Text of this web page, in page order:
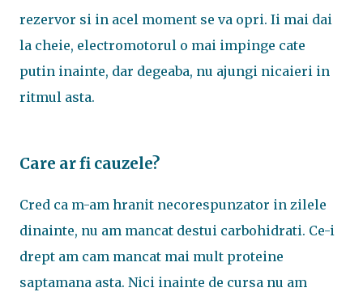
rezervor si in acel moment se va opri. Ii mai dai
la cheie, electromotorul o mai impinge cate
putin inainte, dar degeaba, nu ajungi nicaieri in
ritmul asta.
Care ar fi cauzele?
Cred ca m-am hranit necorespunzator in zilele
dinainte, nu am mancat destui carbohidrati. Ce-i
drept am cam mancat mai mult proteine
saptamana asta. Nici inainte de cursa nu am